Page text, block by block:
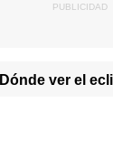
ver el